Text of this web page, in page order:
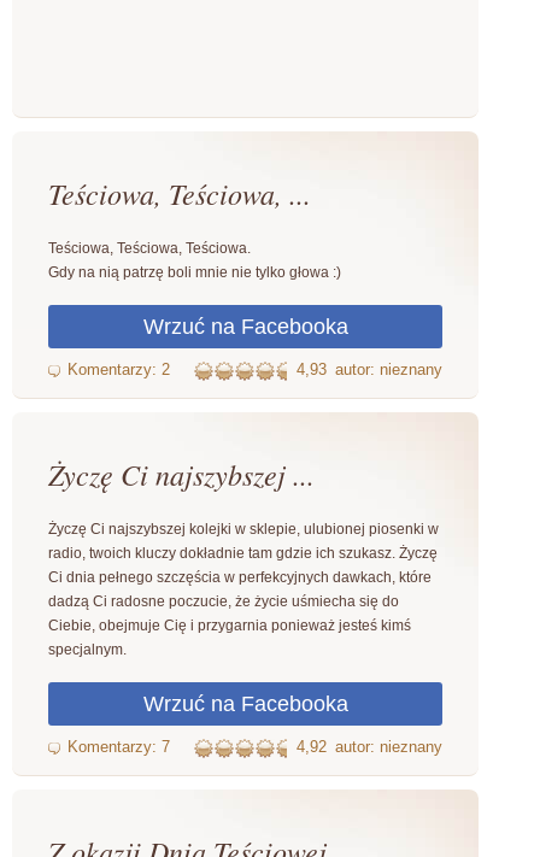
Teściowa, Teściowa, ...
Teściowa, Teściowa, Teściowa.
Gdy na nią patrzę boli mnie nie tylko głowa :)
4,93 autor: nieznany
Życzę Ci najszybszej ...
Życzę Ci najszybszej kolejki w sklepie, ulubionej piosenki w
radio, twoich kluczy dokładnie tam gdzie ich szukasz. Życzę
Ci dnia pełnego szczęścia w perfekcyjnych dawkach, które
dadzą Ci radosne poczucie, że życie uśmiecha się do
Ciebie, obejmuje Cię i przygarnia ponieważ jesteś kimś
specjalnym.
4,92 autor: nieznany